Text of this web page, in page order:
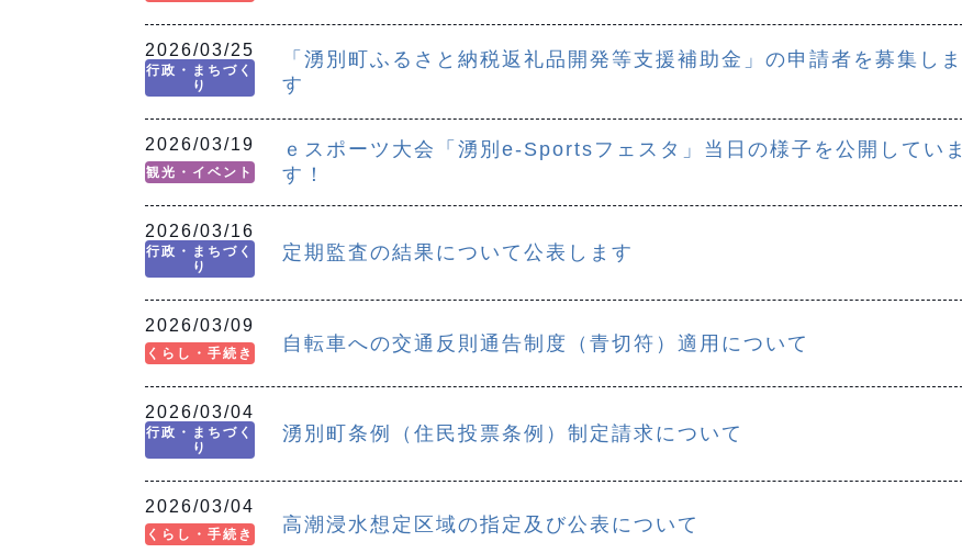
2026/03/25
行政・まちづく
り
「湧別町ふるさと納税返礼品開発等支援補助金」の申請者を募集しま
す
2026/03/19
観光・イベント
ｅスポーツ大会「湧別e-Sportsフェスタ」当日の様子を公開していま
す！
2026/03/16
行政・まちづく
り
定期監査の結果について公表します
2026/03/09
くらし・手続き 自転車への交通反則通告制度（青切符）適用について
2026/03/04
行政・まちづく
り
湧別町条例（住民投票条例）制定請求について
2026/03/04
くらし・手続き 高潮浸水想定区域の指定及び公表について